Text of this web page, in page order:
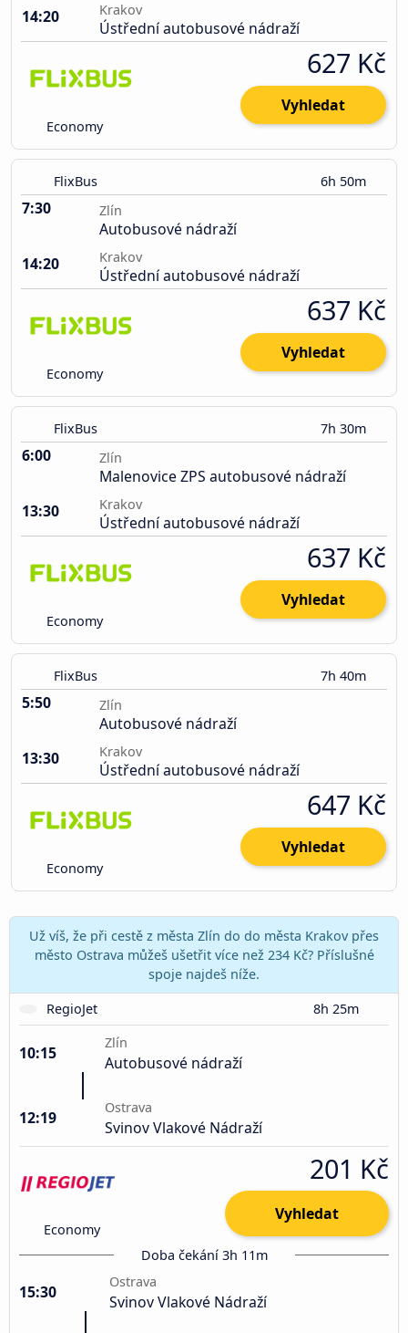
14:20
Krakov
Ústřední autobusové nádraží
Economy
627 Kč
Vyhledat
FlixBus 6h 50m
7:30 Zlín
Autobusové nádraží
14:20
Krakov
Ústřední autobusové nádraží
Economy
637 Kč
Vyhledat
FlixBus 7h 30m
6:00 Zlín
Malenovice ZPS autobusové nádraží
13:30
Krakov
Ústřední autobusové nádraží
Economy
637 Kč
Vyhledat
FlixBus 7h 40m
5:50 Zlín
Autobusové nádraží
13:30
Krakov
Ústřední autobusové nádraží
Economy
647 Kč
Vyhledat
Už víš, že při cestě z města Zlín do do města Krakov přes
město Ostrava můžeš ušetřit více než 234 Kč? Příslušné
spoje najdeš níže.
RegioJet
8h 25m
10:15
Zlín
Autobusové nádraží
12:19
Ostrava
Svinov Vlakové Nádraží
Economy
201 Kč
Vyhledat
Doba čekání 3h 11m
15:30
Ostrava
Svinov Vlakové Nádraží